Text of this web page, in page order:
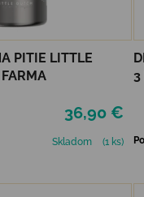
PITIE LITTLE
36,90 €
Skladom
(1 ks)
3